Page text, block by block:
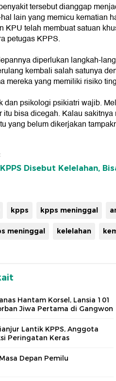
tersebut dianggap
lain yang memicu kematian
KPU telah membuat satuan
petugas KPPS.
diperlukan langkah-
kembali salah satunya
mereka yang memiliki risiko
dan psikologi psikiatri wajib.
itu bisa dicegah. Kalau
yang belum dikerjakan
Disebut Kelelahan,
kpps kpps meninggal
meninggal kelelahan
Hantam Korsel, Lansia 101
Jiwa Pertama di Gangwon
Lantik KPPS, Anggota
Peringatan Keras
Depan Pemilu